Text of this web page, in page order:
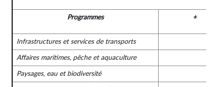
Programmes +
Infrastructures et services de transports
Affaires maritimes, pêche et aquaculture
Paysages, eau et biodiversité